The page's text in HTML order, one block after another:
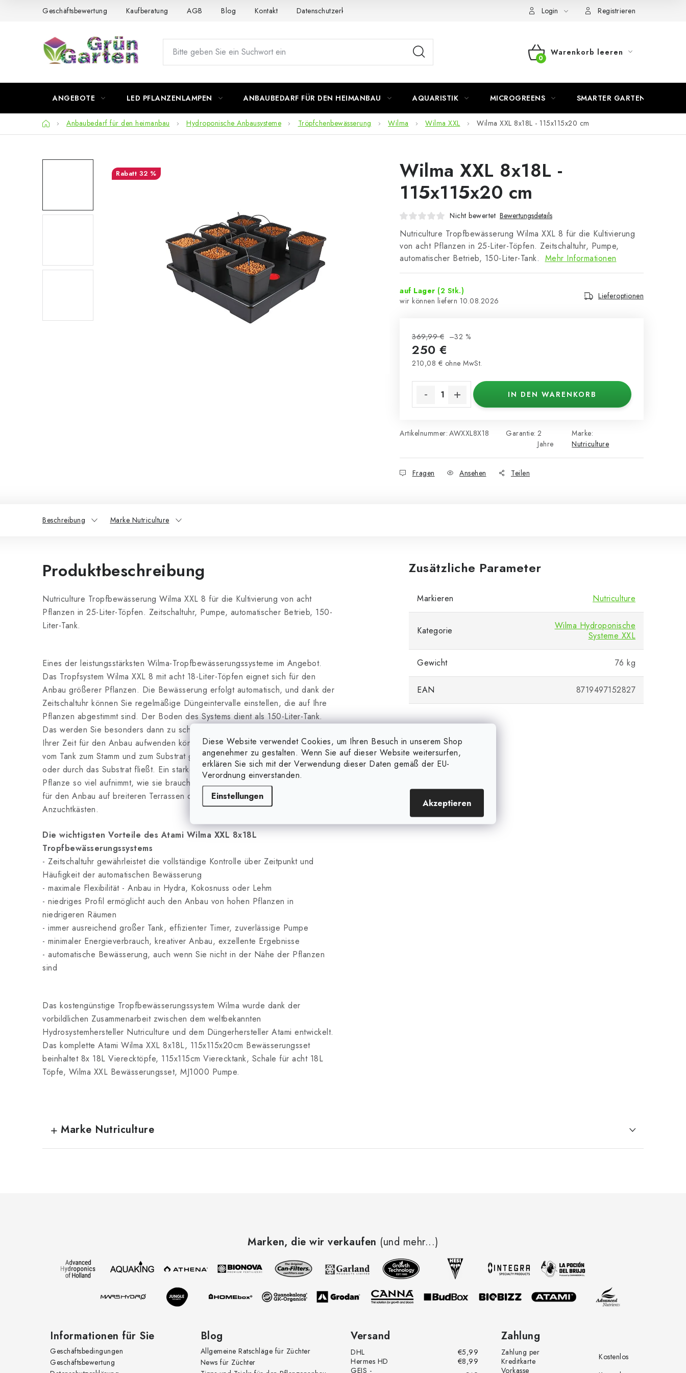
Diese Website verwendet Cookies, um Ihren Besuch in unserem Shop
angenehmer zu gestalten. Wenn Sie auf dieser Website weitersurfen,
erklären Sie sich mit der Verwendung dieser Daten gemäß der EU-
Verordnung einverstanden.
Einstellungen
Akzeptieren
Geschäftsbewertung Kaufberatung AGB Blog Kontakt Datenschutzerklärung Login Registrieren
WARENKORB
Warenkorb leeren
ANGEBOTE LED PFLANZENLAMPEN ANBAUBEDARF FÜR DEN HEIMANBAU AQUARISTIK MICROGREENS SMARTER GARTEN
StartseiteAnbaubedarf für den heimanbau Hydroponische Anbausysteme Tröpfchenbewässerung Wilma Wilma XXL Wilma XXL 8x18L - 115x115x20 cm
Wilma XXL 8x18L -
115x115x20 cm
Nicht bewertet Bewertungsdetails
Nutriculture Tropfbewässerung Wilma XXL 8 für die Kultivierung
von acht Pflanzen in 25-Liter-Töpfen. Zeitschaltuhr, Pumpe,
automatischer Betrieb, 150-Liter-Tank. Mehr Informationen
auf Lager (2 Stk.)
10.08.2026
Lieferoptionen
369,99 € –32 %
250 €
210,08 € ohne MwSt.
IN DEN WARENKORB
Artikelnummer: AWXXL8X18
Marke:
Nutriculture
Garantie: 2
Jahre
Fragen Ansehen Teilen
32 %
Beschreibung Marke Nutriculture
Produktbeschreibung
Nutriculture Tropfbewässerung Wilma XXL 8 für die Kultivierung von acht
Pflanzen in 25-Liter-Töpfen. Zeitschaltuhr, Pumpe, automatischer Betrieb, 150-
Liter-Tank.
Eines der leistungsstärksten Wilma-Tropfbewässerungssysteme im Angebot.
Das Tropfsystem Wilma XXL 8 mit acht 18-Liter-Töpfen eignet sich für den
Anbau größerer Pflanzen. Die Bewässerung erfolgt automatisch, und dank der
Zeitschaltuhr können Sie regelmäßige Düngeintervalle einstellen, die auf Ihre
Pflanzen abgestimmt sind. Der Boden des Systems dient als 150-Liter-Tank.
Das werden Sie besonders dann zu schätzen wissen, wenn Sie nicht 100 %
Ihrer Zeit für den Anbau aufwenden können. Das nährstoffhaltige Wasser wird
vom Tank zum Stamm und zum Substrat gepumpt, wo es langsam versickert
oder durch das Substrat fließt. Ein starkes Wurzelsystem sorgt dafür, dass die
Pflanze so viel aufnimmt, wie sie braucht. Aufgrund ihrer Größe eignet sie sich
für den Anbau auf breiteren Terrassen oder in 1,5x1,5 m großen
Anzuchtkästen.
Die wichtigsten Vorteile des Atami Wilma XXL 8x18L
Tropfbewässerungssystems
- Zeitschaltuhr gewährleistet die vollständige Kontrolle über Zeitpunkt und
Häufigkeit der automatischen Bewässerung
- maximale Flexibilität - Anbau in Hydra, Kokosnuss oder Lehm
- niedriges Profil ermöglicht auch den Anbau von hohen Pflanzen in
niedrigeren Räumen
- immer ausreichend großer Tank, effizienter Timer, zuverlässige Pumpe
- minimaler Energieverbrauch, kreativer Anbau, exzellente Ergebnisse
- automatische Bewässerung, auch wenn Sie nicht in der Nähe der Pflanzen
sind
Das kostengünstige Tropfbewässerungssystem Wilma wurde dank der
vorbildlichen Zusammenarbeit zwischen dem weltbekannten
Hydrosystemhersteller Nutriculture und dem Düngerhersteller Atami entwickelt.
Das komplette Atami Wilma XXL 8x18L, 115x115x20cm Bewässerungsset
beinhaltet 8x 18L Vierecktöpfe, 115x115cm Vierecktank, Schale für acht 18L
Töpfe, Wilma XXL Bewässerungsset, MJ1000 Pumpe.
Zusätzliche Parameter
Markieren Nutriculture
Kategorie
Wilma Hydroponische
Systeme XXL
Gewicht 76 kg
EAN 8719497152827
Marke Nutriculture
Marken, die wir verkaufen (und mehr...)
Informationen für Sie
Geschäftsbedingungen
Geschäftsbewertung
Blog
Allgemeine Ratschläge für Züchter
News für Züchter
Versand
DHL
€5,99
Hermes HD
€8,99
GEIS -
Zahlung
Zahlung per
Kreditkarte
Kostenlos
Vorkasse